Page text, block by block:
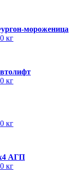
мороженица
кг
кг
кг
АГП
кг